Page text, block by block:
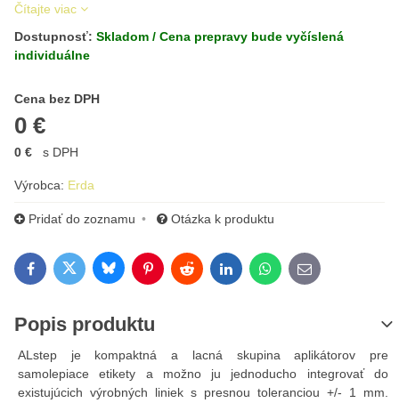
Čítajte viac
Dostupnosť: Skladom / Cena prepravy bude vyčíslená
individuálne
Cena bez DPH
0 €
Cena s DPH
0 € s DPH
Výrobca: Erda
Pridať do zoznamu Otázka k produktu
FacebookTwitterBlueskyPinterestRedditLinkedInWhatsApp
E-mail
Popis produktu
ALstep je kompaktná a lacná skupina aplikátorov pre
samolepiace etikety a možno ju jednoducho integrovať do
existujúcich výrobných liniek s presnou toleranciou +/- 1 mm.